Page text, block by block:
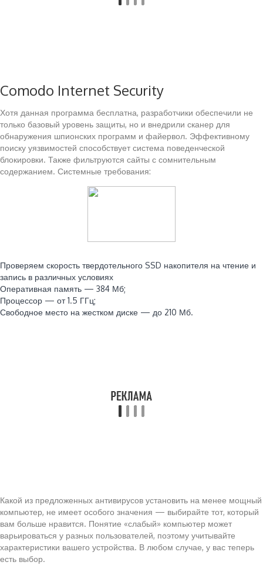
Comodo Internet Security
Хотя данная программа бесплатна, разработчики обеспечили не
только базовый уровень защиты, но и внедрили сканер для
обнаружения шпионских программ и файервол. Эффективному
поиску уязвимостей способствует система поведенческой
блокировки. Также фильтруются сайты с сомнительным
содержанием. Системные требования:
Проверяем скорость твердотельного SSD накопителя на чтение и
запись в различных условиях
Оперативная память — 384 Мб;
Процессор — от 1.5 ГГц;
Свободное место на жестком диске — до 210 Мб.
Какой из предложенных антивирусов установить на менее мощный
компьютер, не имеет особого значения — выбирайте тот, который
вам больше нравится. Понятие «слабый» компьютер может
варьироваться у разных пользователей, поэтому учитывайте
характеристики вашего устройства. В любом случае, у вас теперь
есть выбор.